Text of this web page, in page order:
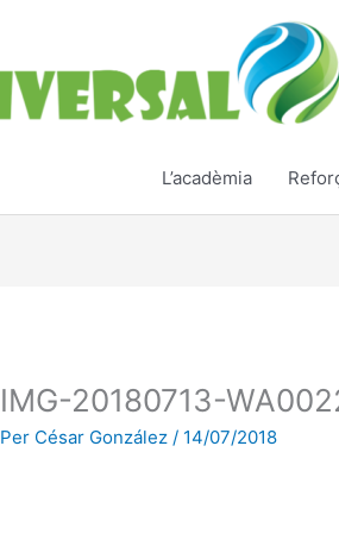
L’acadèmia
IMG-20180713-
Per César González/ 14/07/2018